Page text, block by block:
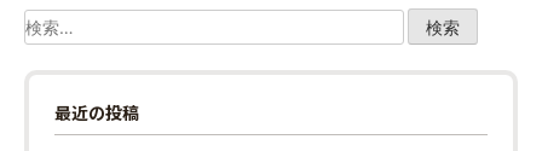
検
索:
最近の投稿